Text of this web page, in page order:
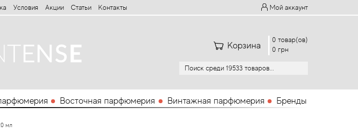
Условия Aкции Статьи Контакты Мой аккаунт
Корзина
0 товар(ов)
0 грн
Восточная парфюмерия Винтажная парфюмерия Бренды
мл